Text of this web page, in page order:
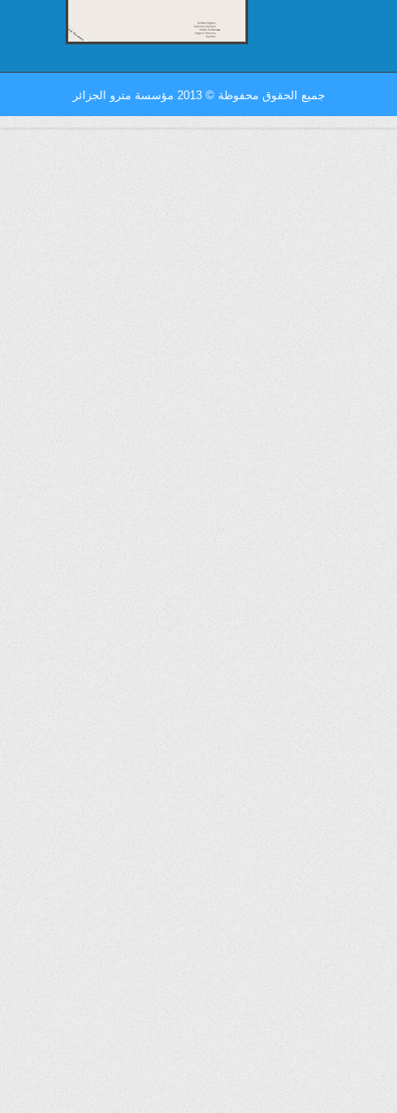
جميع الحقوق محفوظة© 2013 مؤسسة مترو الجزائر